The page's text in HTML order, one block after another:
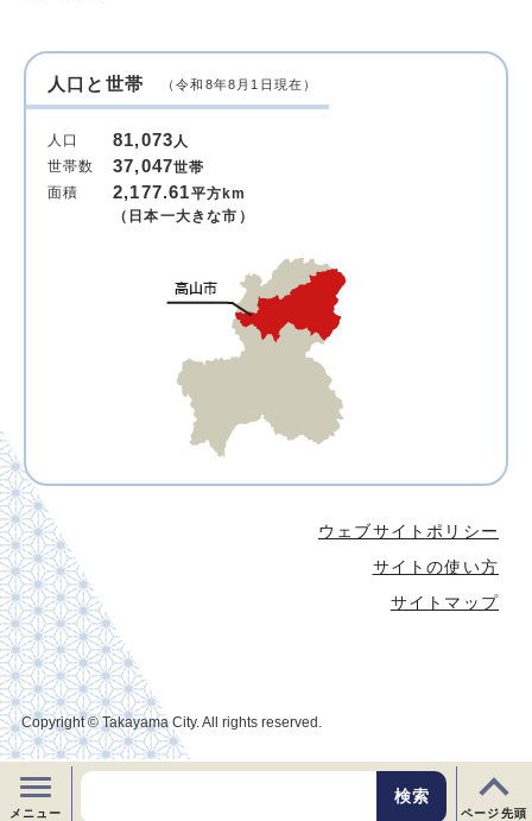
メニュー ページ先頭
人口と世帯 （令和8年8月1日現在）
人口 81,073人
世帯数
37,047世帯
面積
2,177.61平方km
（日本一大きな市）
ウェブサイトポリシー
サイトの使い方
サイトマップ
Copyright © Takayama City. All rights reserved.